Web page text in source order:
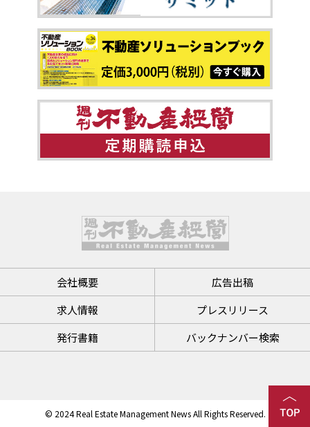
会社概要
広告出稿
求人情報
プレスリリース
発行書籍
バックナンバー検索
© 2024 Real Estate Management News All Rights Reserved.